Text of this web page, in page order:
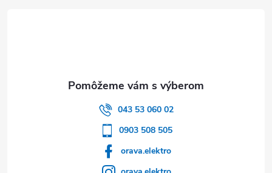
043 53 060 02
0903 508 505
orava.elektro